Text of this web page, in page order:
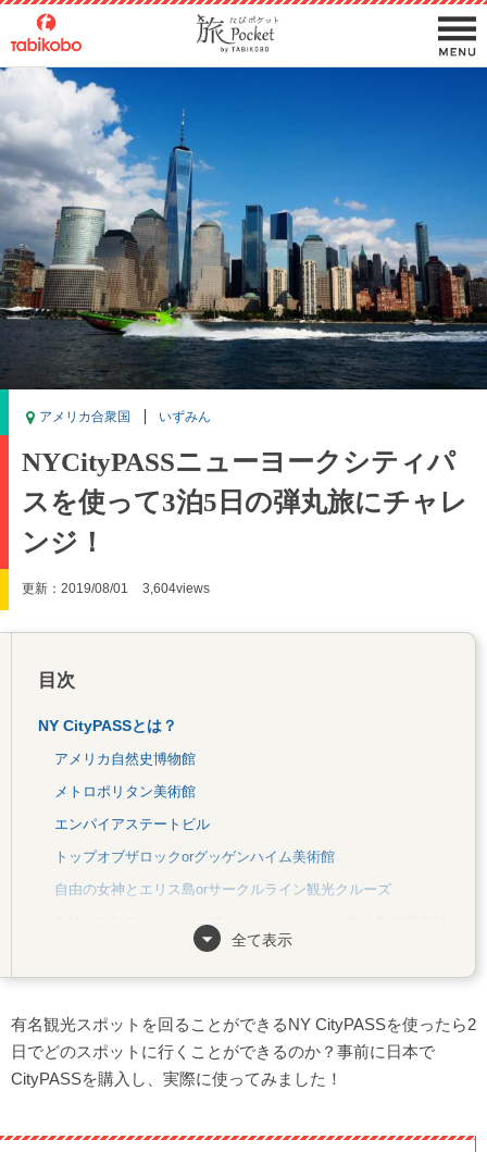
アメリカ合衆国 いずみん
NYCityPASSニューヨークシティパ
スを使って3泊5日の弾丸旅にチャレ
ンジ！
更新：2019/08/01 3,604views
目次
NY CityPASSとは？
アメリカ自然史博物館
メトロポリタン美術館
エンパイアステートビル
トップオブザロックorグッゲンハイム美術館
自由の女神とエリス島orサークルライン観光クルーズ
9.11メモリアルミュージアムorイントレピッド海上航空宇宙博
地上300m以上の高さから見下ろすNYの絶景！
初めてのNYでは外せない！自由の女神
映画の舞台になったアメリカ自然史博物館
実際いくらお得なの？
全て表示
有名観光スポットを回ることができるNY CityPASSを使ったら2
日でどのスポットに行くことができるのか？事前に日本で
CityPASSを購入し、実際に使ってみました！